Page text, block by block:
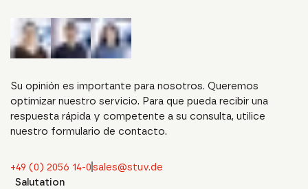
Su opinión es importante para nosotros. Queremos
optimizar nuestro servicio. Para que pueda recibir una
respuesta rápida y competente a su consulta, utilice
nuestro formulario de contacto.
+49 (0) 2056 14-0sales@stuv.de
Salutation